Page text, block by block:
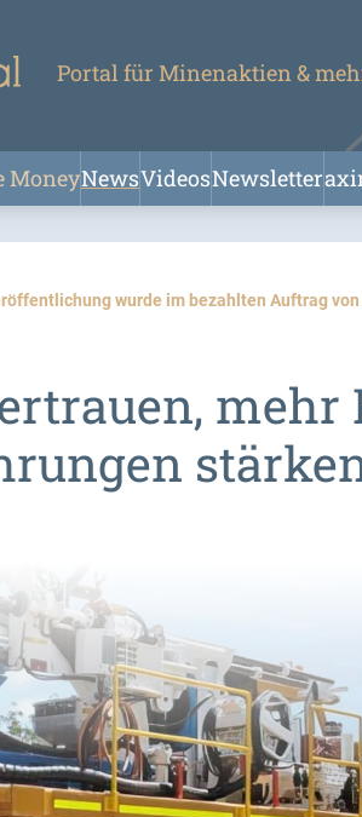
Portal für Minenaktien &
MoneyNewsVideosNewsletter
wurde im bezahlten Auftrag
mehr